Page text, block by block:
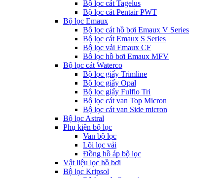
Bộ lọc cát Tagelus
Bộ lọc cát Pentair PWT
Bộ lọc Emaux
Bộ lọc cát hồ bơi Emaux V Series
Bộ lọc cát Emaux S Series
Bộ lọc vải Emaux CF
Bô lọc hồ bơi Emaux MFV
Bộ lọc cát Waterco
Bộ lọc giấy Trimline
Bộ lọc giấy Opal
Bộ lọc giấy Fulflo Tri
Bộ lọc cát van Top Micron
Bộ lọc cát van Side micron
Bộ lọc Astral
Phụ kiện bộ lọc
Van bộ lọc
Lõi lọc vải
Đồng hồ áp bộ lọc
Vật liệu lọc hồ bơi
Bộ lọc Kripsol